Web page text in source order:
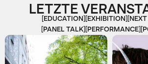
LETZTE
[EDUCATION][EXHIBITION]
[PANEL TALK][PERFORMANCE]